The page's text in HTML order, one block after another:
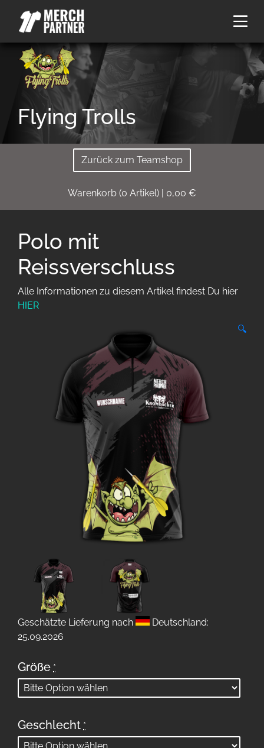
Flying Trolls
Zurück zum Teamshop
Warenkorb (0 Artikel) | 0,00 €
Polo mit
Reissverschluss
Alle Informationen zu diesem Artikel findest Du hier
HIER
🔍
Geschätzte Lieferung nach
Deutschland:
25.09.2026
Größe *
Geschlecht *